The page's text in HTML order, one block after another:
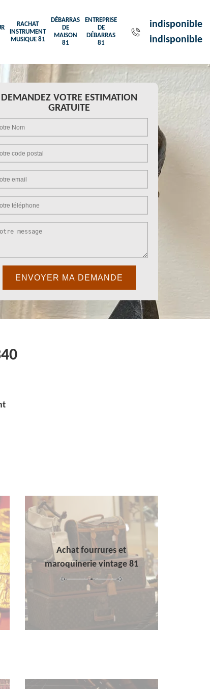
RACHAT
INSTRUMENT
MUSIQUE 81
DÉBARRAS
DE
MAISON
81
ENTREPRISE
DE
DÉBARRAS
81
indisponible
indisponible
DEMANDEZ VOTRE ESTIMATION
GRATUITE
Achat fourrures et
maroquinerie vintage 81